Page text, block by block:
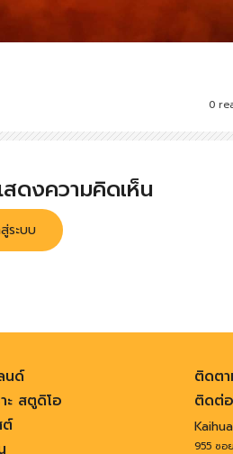
0
สดงความคิดเห็น
สู่ระบบ
นด์
ะ สตูดิโอ
ติดตา
ติดต่อ
955 ซอ